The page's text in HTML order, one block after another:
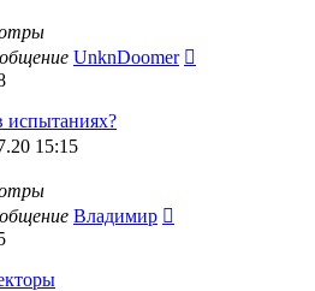
UnknDoomer
15:15
Владимир